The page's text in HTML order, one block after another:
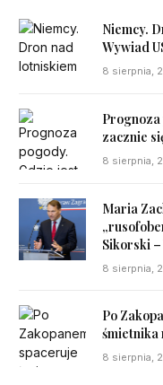
Niemcy.
Wywiad
8 sierpnia,
Prognoza
zacznie
8 sierpnia,
Maria
Sikorski
8 sierpnia,
Po
śmietnika
8 sierpnia,